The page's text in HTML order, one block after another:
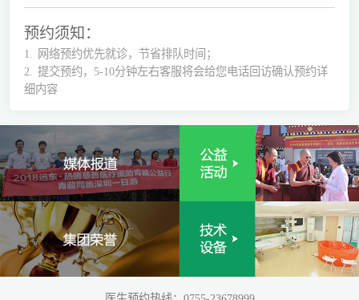
预约须知：
1.
网络预约优先就诊，节省排队时间；
2.
提交预约，5-10分钟左右客服将会给您电话回访确认预约详
细内容